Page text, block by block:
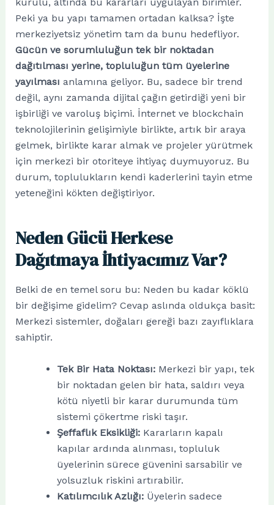
Peki ya bu yapı tamamen ortadan kalksa? İşte
merkeziyetsiz yönetim tam da bunu hedefliyor.
Gücün ve sorumluluğun tek bir noktadan
dağıtılması yerine, topluluğun tüm üyelerine
yayılması anlamına geliyor. Bu, sadece bir trend
değil, aynı zamanda dijital çağın getirdiği yeni bir
işbirliği ve varoluş biçimi. İnternet ve blockchain
teknolojilerinin gelişimiyle birlikte, artık bir araya
gelmek, birlikte karar almak ve projeler yürütmek
için merkezi bir otoriteye ihtiyaç duymuyoruz. Bu
durum, toplulukların kendi kaderlerini tayin etme
yeteneğini kökten değiştiriyor.
Neden Gücü Herkese
Dağıtmaya İhtiyacımız Var?
Belki de en temel soru bu: Neden bu kadar köklü
bir değişime gidelim? Cevap aslında oldukça basit:
Merkezi sistemler, doğaları gereği bazı zayıflıklara
sahiptir.
Tek Bir Hata Noktası:Merkezi bir yapı, tek
bir noktadan gelen bir hata, saldırı veya
kötü niyetli bir karar durumunda tüm
sistemi çökertme riski taşır.
Şeffaflık Eksikliği:Kararların kapalı
kapılar ardında alınması, topluluk
üyelerinin sürece güvenini sarsabilir ve
yolsuzluk riskini artırabilir.
Katılımcılık Azlığı:Üyelerin sadece